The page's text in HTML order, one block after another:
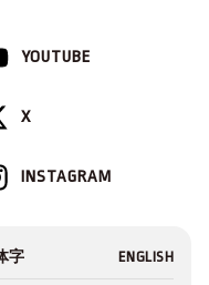
YOUTUBE
X
INSTAGRAM